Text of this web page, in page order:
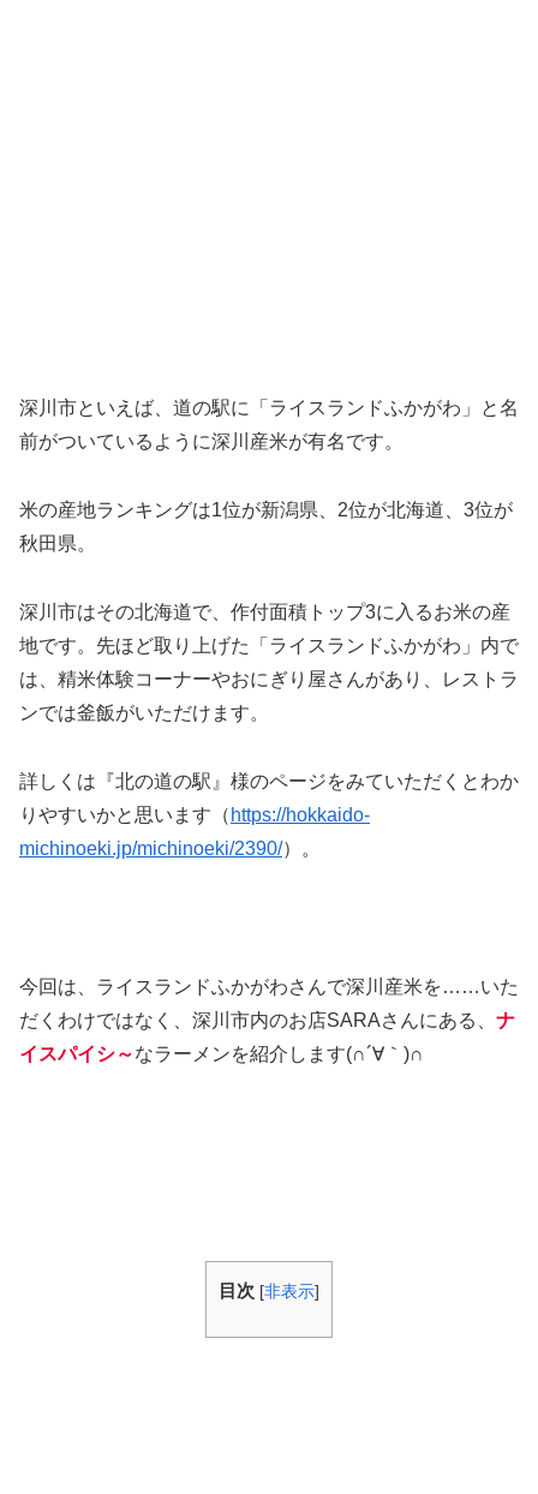
深川市といえば、道の駅に「ライスランドふかがわ」と名
前がついているように深川産米が有名です。
米の産地ランキングは1位が新潟県、2位が北海道、3位が
秋田県。
深川市はその北海道で、作付面積トップ3に入るお米の産
地です。先ほど取り上げた「ライスランドふかがわ」内で
は、精米体験コーナーやおにぎり屋さんがあり、レストラ
ンでは釜飯がいただけます。
詳しくは『北の道の駅』様のページをみていただくとわか
りやすいかと思います（ https://hokkaido-
michinoeki.jp/michinoeki/2390/）。
今回は、ライスランドふかがわさんで深川産米を……いた
だくわけではなく、深川市内のお店SARAさんにある、 ナ
イスパイシ～なラーメンを紹介します(∩´∀｀)∩
目次 [非表示]